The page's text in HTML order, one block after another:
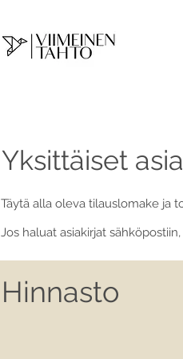
Yksittäiset
Täytä alla oleva tilauslomake ja
Jos haluat asiakirjat
Hinnasto